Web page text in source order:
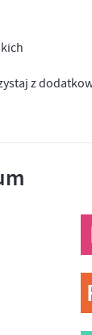
z